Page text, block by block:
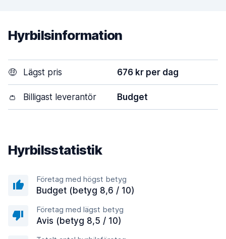
Hyrbilsinformation
🤑 Lägst pris 676 kr per dag
👛 Billigast leverantör Budget
Hyrbilsstatistik
Företag med högst betyg
Budget (betyg 8,6 / 10)
Företag med lägst betyg
Avis (betyg 8,5 / 10)